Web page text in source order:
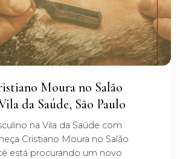
Moura no Salão
da Saúde, São Paulo
na Vila da Saúde com
Cristiano Moura no Salão
está procurando um novo